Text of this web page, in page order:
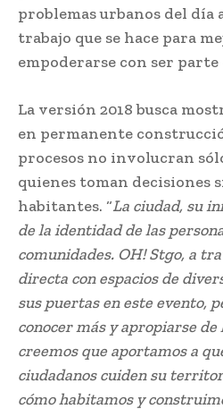
problemas urbanos del día
trabajo que se hace para
empoderarse con ser parte
La versión 2018 busca
en permanente
procesos no involucran
quienes toman decisiones
habitantes. “La ciudad, su
de la identidad de las
comunidades. OH! Stgo, a
directa con espacios de
sus puertas en este evento,
conocer más y apropiarse de
creemos que aportamos a
ciudadanos cuiden su
cómo habitamos y